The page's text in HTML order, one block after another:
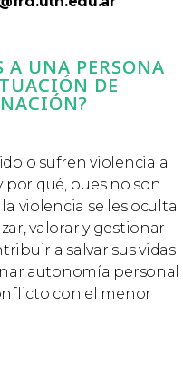
A UNA PERSONA
DE
o sufren violencia a
por qué, pues no son
violencia se les oculta.
valorar y gestionar
a salvar sus vidas
autonomía personal
con el menor